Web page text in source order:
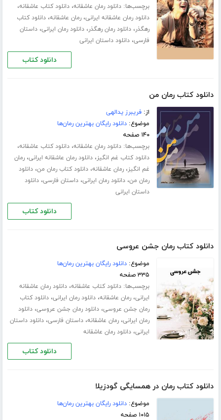
برچسب‌ها:دانلود رمان عاشقانه،دانلود کتاب عاشقانه،
دانلود رمان عاشقانه ایرانی،رمان عاشقانه،دانلود کتاب
رهگذر،دانلود رمان رهگذر،دانلود رمان ایرانی،داستان
فارسی،دانلود داستان ایرانی
دانلود کتاب
دانلود کتاب رمان من
از:فریبرز یدالهی
موضوع:دانلود رایگان بهترین رمان‌ها
۱۴۰ صفحه
برچسب‌ها:دانلود رمان عاشقانه،دانلود کتاب عاشقانه،
دانلود کتاب غم انگیز،دانلود رمان عاشقانه ایرانی،رمان
غم انگیز،رمان عاشقانه،دانلود کتاب رمان من،دانلود
رمان من،دانلود رمان ایرانی،داستان فارسی،دانلود
داستان ایرانی
دانلود کتاب
دانلود کتاب رمان جشن عروسی
موضوع:دانلود رایگان بهترین رمان‌ها
۳۳۵ صفحه
برچسب‌ها:دانلود کتاب عاشقانه،دانلود رمان عاشقانه
ایرانی،رمان عاشقانه،دانلود رمان ایرانی،دانلود کتاب
رمان جشن عروسی،دانلود رمان جشن عروسی،دانلود
رمان ایرانی،رمان عاشقانه،داستان فارسی،دانلود داستان
ایرانی،دانلود رمان عاشقانه
دانلود کتاب
دانلود کتاب رمان در همسایگی گودزیلا
موضوع:دانلود رایگان بهترین رمان‌ها
۱۰۱۵ صفحه